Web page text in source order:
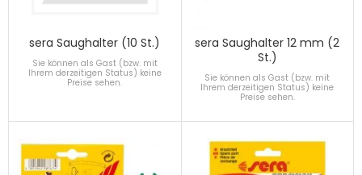
sera Saughalter (10 St.)
Sie können als Gast (bzw. mit
Ihrem derzeitigen Status) keine
Preise sehen.
sera Saughalter 12 mm (2
St.)
Sie können als Gast (bzw. mit
Ihrem derzeitigen Status) keine
Preise sehen.